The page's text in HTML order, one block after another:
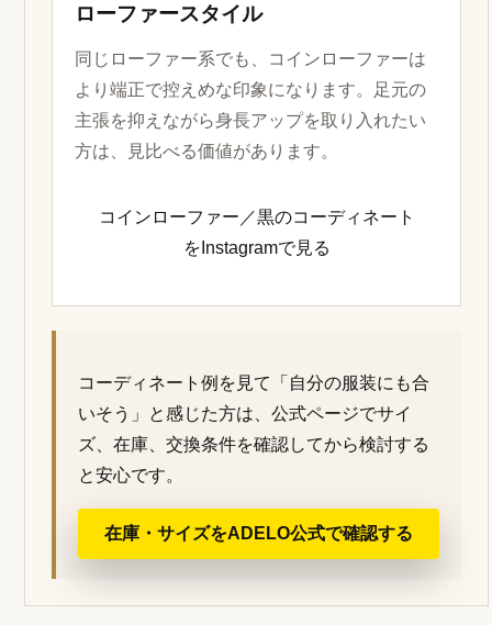
ローファースタイル
同じローファー系でも、コインローファーは
より端正で控えめな印象になります。足元の
主張を抑えながら身長アップを取り入れたい
方は、見比べる価値があります。
コインローファー／黒のコーディネート
をInstagramで見る
コーディネート例を見て「自分の服装にも合
いそう」と感じた方は、公式ページでサイ
ズ、在庫、交換条件を確認してから検討する
と安心です。
在庫・サイズをADELO公式で確認する